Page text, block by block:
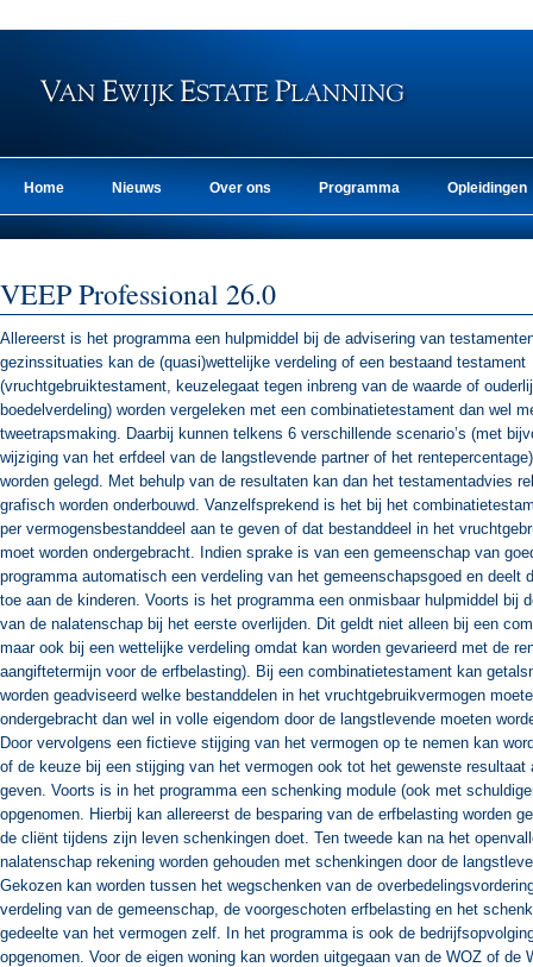
Home Nieuws Over ons Programma Opleidingen
VEEP Professional 26.0
Allereerst is het programma een hulpmiddel bij de advisering van
gezinssituaties kan de (quasi)wettelijke verdeling of een bestaand testament
(vruchtgebruiktestament, keuzelegaat tegen inbreng van de waarde of
boedelverdeling) worden vergeleken met een combinatietestament dan wel
tweetrapsmaking. Daarbij kunnen telkens 6 verschillende scenario’s (met
wijziging van het erfdeel van de langstlevende partner of het
worden gelegd. Met behulp van de resultaten kan dan het testamentadvies
grafisch worden onderbouwd. Vanzelfsprekend is het bij het
per vermogensbestanddeel aan te geven of dat bestanddeel in het
moet worden ondergebracht. Indien sprake is van een gemeenschap van
programma automatisch een verdeling van het gemeenschapsgoed en deelt
toe aan de kinderen. Voorts is het programma een onmisbaar hulpmiddel bij
van de nalatenschap bij het eerste overlijden. Dit geldt niet alleen bij een
maar ook bij een wettelijke verdeling omdat kan worden gevarieerd met de
aangiftetermijn voor de erfbelasting). Bij een combinatietestament kan
worden geadviseerd welke bestanddelen in het vruchtgebruikvermogen
ondergebracht dan wel in volle eigendom door de langstlevende moeten
Door vervolgens een fictieve stijging van het vermogen op te nemen kan
of de keuze bij een stijging van het vermogen ook tot het gewenste resultaat
geven. Voorts is in het programma een schenking module (ook met
opgenomen. Hierbij kan allereerst de besparing van de erfbelasting worden
de cliënt tijdens zijn leven schenkingen doet. Ten tweede kan na het
nalatenschap rekening worden gehouden met schenkingen door de
Gekozen kan worden tussen het wegschenken van de
verdeling van de gemeenschap, de voorgeschoten erfbelasting en het
gedeelte van het vermogen zelf. In het programma is ook de
opgenomen. Voor de eigen woning kan worden uitgegaan van de WOZ of de